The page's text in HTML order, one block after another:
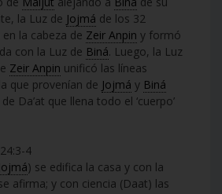
la Luz de Jojmá de los 32
la cabeza de Zeir Anpin y formó
con la Luz de Biná. Luego, la Luz
Zeir Anpin unificó las líneas
que provenían de Jojmá y Biná
Da’at que llena todo el ‘cuerpo’
4
Jojmá) se edifica la casa y con la
afirma; y con ciencia (Daat) las